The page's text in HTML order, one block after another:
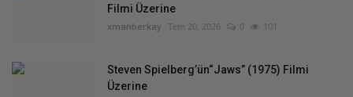
Filmi Üzerine
xmanberkay Tem 20, 2026 0 101
Steven Spielberg’ün“Jaws” (1975) Filmi
Üzerine